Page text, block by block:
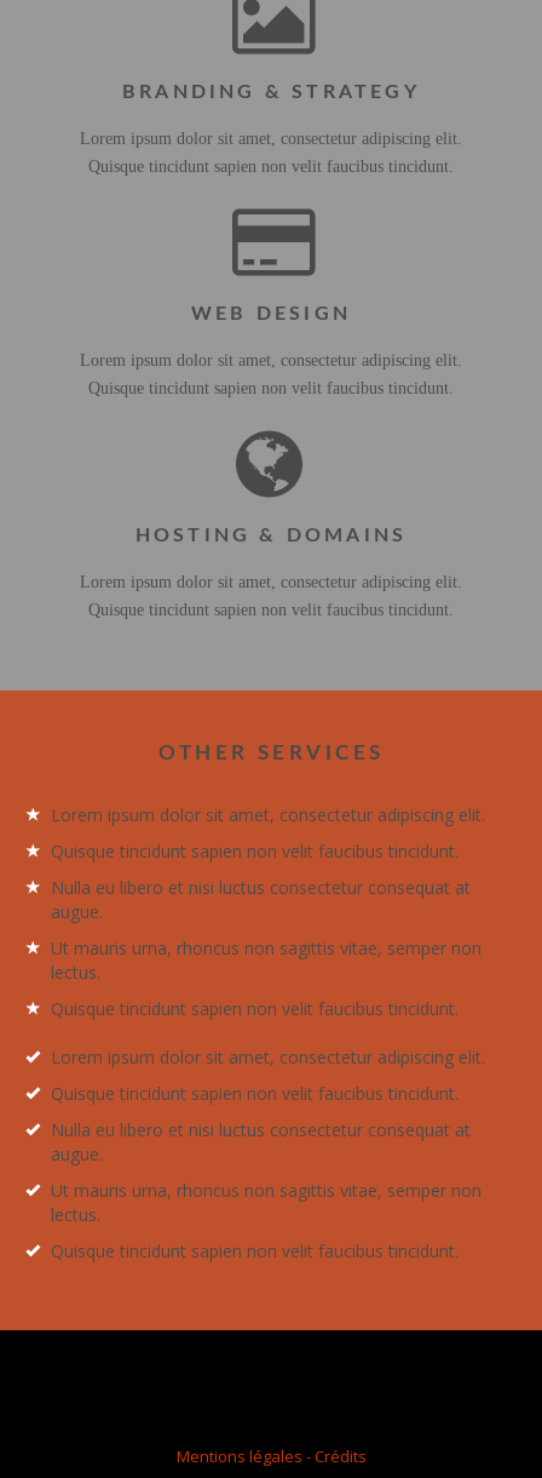
BRANDING & STRATEGY
Lorem ipsum dolor sit amet, consectetur adipiscing elit.
Quisque tincidunt sapien non velit faucibus tincidunt.
WEB DESIGN
Lorem ipsum dolor sit amet, consectetur adipiscing elit.
Quisque tincidunt sapien non velit faucibus tincidunt.
HOSTING & DOMAINS
Lorem ipsum dolor sit amet, consectetur adipiscing elit.
Quisque tincidunt sapien non velit faucibus tincidunt.
OTHER SERVICES
Lorem ipsum dolor sit amet, consectetur adipiscing elit.
Quisque tincidunt sapien non velit faucibus tincidunt.
Nulla eu libero et nisi luctus consectetur consequat at
augue.
Ut mauris urna, rhoncus non sagittis vitae, semper non
lectus.
Quisque tincidunt sapien non velit faucibus tincidunt.
Lorem ipsum dolor sit amet, consectetur adipiscing elit.
Quisque tincidunt sapien non velit faucibus tincidunt.
Nulla eu libero et nisi luctus consectetur consequat at
augue.
Ut mauris urna, rhoncus non sagittis vitae, semper non
lectus.
Quisque tincidunt sapien non velit faucibus tincidunt.
Mentions légales - Crédits